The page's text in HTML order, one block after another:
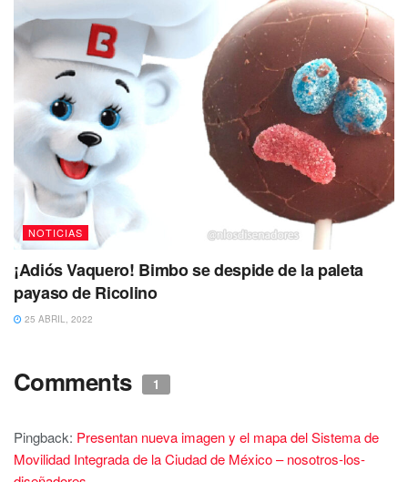
NOTICIAS
¡Adiós Vaquero! Bimbo se despide de la paleta
payaso de Ricolino
25 ABRIL, 2022
Comments 1
Pingback: Presentan nueva imagen y el mapa del Sistema de
Movilidad Integrada de la Ciudad de México – nosotros-los-